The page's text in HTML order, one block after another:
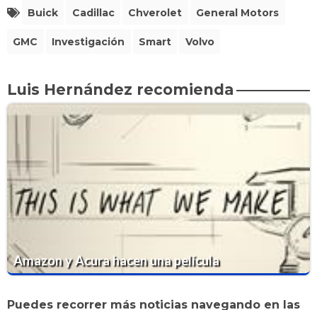
Buick Cadillac Chverolet General Motors
GMC Investigación Smart Volvo
Luis Hernández recomienda
Amazon y Acura hacen una película
Puedes recorrer más noticias navegando en las